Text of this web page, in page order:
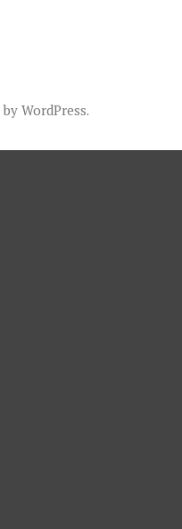
WordPress.